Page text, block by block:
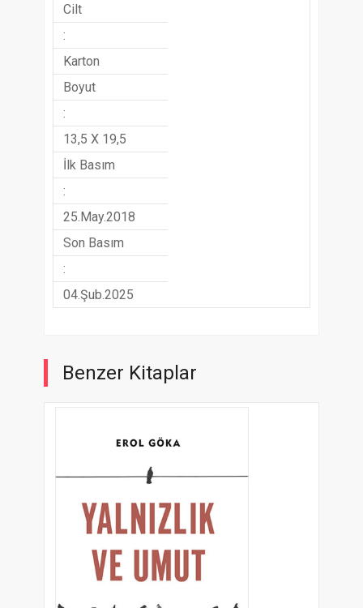
Cilt
:
Karton
Boyut
:
13,5 X 19,5
İlk Basım
:
25.May.2018
Son Basım
:
04.Şub.2025
Benzer Kitaplar